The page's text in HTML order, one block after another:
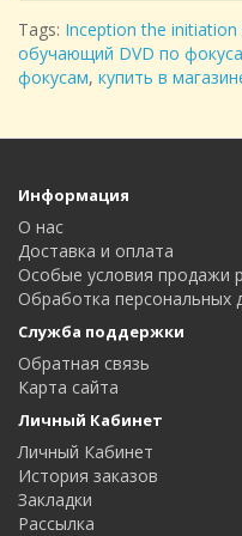
Tags: Inception the
обучающий DVD по
фокусам, купить в
Информация
О нас
Доставка и оплата
Особые условия продажи
Oбработка персональных
Служба поддержки
Обратная связь
Карта сайта
Личный Кабинет
Личный Кабинет
История заказов
Закладки
Рассылка